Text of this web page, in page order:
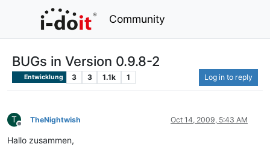
Community
BUGs in Version 0.9.8-2
Entwicklung 3 3 1.1k 1 Log in to reply
T
Offline
TheNightwish Oct 14, 2009, 5:43 AM
Hallo zusammen,